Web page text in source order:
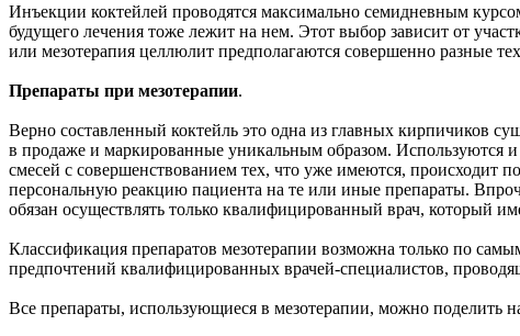
Инъекции коктейлей проводятся максимально семидневным
будущего лечения тоже лежит на нем. Этот выбор зависит от
или мезотерапия целлюлит предполагаются совершенно разные
Препараты при мезотерапии.
Верно составленный коктейль это одна из главных кирпичиков
в продаже и маркированные уникальным образом. Используются
смесей с совершенствованием тех, что уже имеются, происходит
персональную реакцию пациента на те или иные препараты.
обязан осуществлять только квалифицированный врач, который
Классификация препаратов мезотерапии возможна только по
предпочтений квалифицированных врачей-специалистов,
Все препараты, использующиеся в мезотерапии, можно поделить